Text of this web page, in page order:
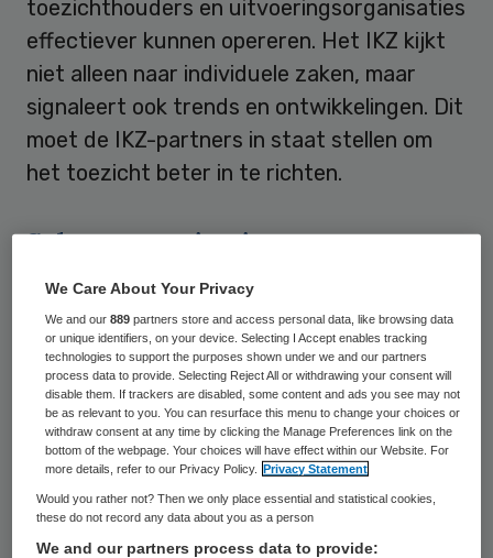
toezichthouders en uitvoeringsorganisaties
effectiever kunnen opereren. Het IKZ kijkt
niet alleen naar individuele zaken, maar
signaleert ook trends en ontwikkelingen. Dit
moet de IKZ-partners in staat stellen om
het toezicht beter in te richten.
Scherpere criteria
In 2022 zijn in totaal 424 signalen door de
IKZ-partners samengebracht, zo is te lezen
in delaatste rapportage. Dit is een daling
van 7,2 procent ten opzichte van 2021.
Bijna alle partners hebben minder signalen
gedeeld in het Verzamelpunt Zorgfraude
dan in 2021. Alleen de gemeenten hebben
meer signalen gedeeld dan in 2021. De
We Care About Your Privacy
We and our889 partners store and access personal data, like browsing data
or unique identifiers, on your device. Selecting I Accept enables tracking
technologies to support the purposes shown under we and our partners
process data to provide. Selecting Reject All or withdrawing your consent will
disable them. If trackers are disabled, some content and ads you see may not
be as relevant to you. You can resurface this menu to change your choices or
withdraw consent at any time by clicking the Manage Preferences link on the
bottom of the webpage. Your choices will have effect within our Website. For
more details, refer to our Privacy Policy.
Privacy Statement
Would you rather not? Then we only place essential and statistical cookies,
these do not record any data about you as a person
We and our partners process data to provide: